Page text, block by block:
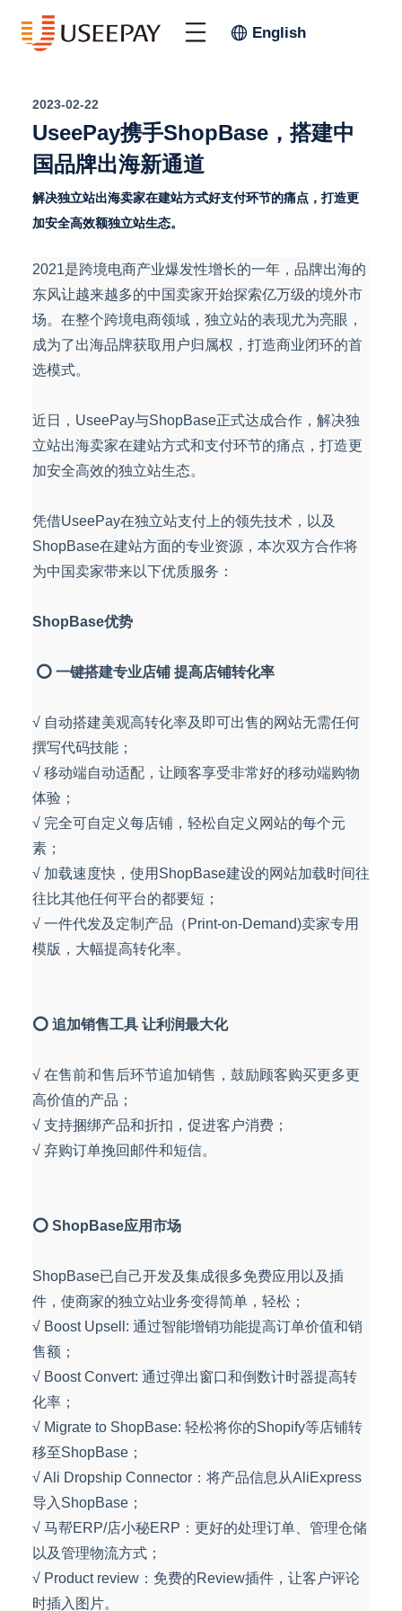
English
2023-02-22
UseePay携手ShopBase，搭建中
国品牌出海新通道
解决独立站出海卖家在建站方式好支付环节的痛点，打造更
加安全高效额独立站生态。
2021是跨境电商产业爆发性增长的一年，品牌出海的
东风让越来越多的中国卖家开始探索亿万级的境外市
场。在整个跨境电商领域，独立站的表现尤为亮眼，
成为了出海品牌获取用户归属权，打造商业闭环的首
选模式。
近日，UseePay与ShopBase正式达成合作，解决独
立站出海卖家在建站方式和支付环节的痛点，打造更
加安全高效的独立站生态。
凭借UseePay在独立站支付上的领先技术，以及
ShopBase在建站方面的专业资源，本次双方合作将
为中国卖家带来以下优质服务：
ShopBase优势
⭕ 一键搭建专业店铺 提高店铺转化率
√ 自动搭建美观高转化率及即可出售的网站无需任何
撰写代码技能；
√ 移动端自动适配，让顾客享受非常好的移动端购物
体验；
√ 完全可自定义每店铺，轻松自定义网站的每个元
素；
√ 加载速度快，使用ShopBase建设的网站加载时间往
往比其他任何平台的都要短；
√ 一件代发及定制产品（Print-on-Demand)卖家专用
模版，大幅提高转化率。
⭕ 追加销售工具 让利润最大化
√ 在售前和售后环节追加销售，鼓励顾客购买更多更
高价值的产品；
√ 支持捆绑产品和折扣，促进客户消费；
√ 弃购订单挽回邮件和短信。
⭕ ShopBase应用市场
ShopBase已自己开发及集成很多免费应用以及插
件，使商家的独立站业务变得简单，轻松；
√ Boost Upsell: 通过智能增销功能提高订单价值和销
售额；
√ Boost Convert: 通过弹出窗口和倒数计时器提高转
化率；
√ Migrate to ShopBase: 轻松将你的Shopify等店铺转
移至ShopBase；
√ Ali Dropship Connector：将产品信息从AliExpress
导入ShopBase；
√ 马帮ERP/店小秘ERP：更好的处理订单、管理仓储
以及管理物流方式；
√ Product review：免费的Review插件，让客户评论
时插入图片。